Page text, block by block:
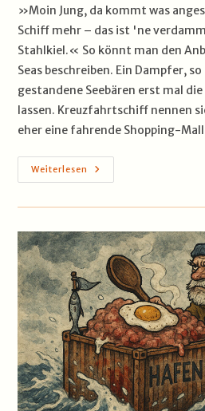
»Moin Jung, da kommt was
Schiff mehr – das ist 'ne
Stahlkiel.« So könnt man den
Seas beschreiben. Ein Dampfer,
gestandene Seebären erst mal
lassen. Kreuzfahrtschiff nennen
eher eine fahrende Shopping-
Weiterlesen Utopia
Of
Seas
Schwimmende
Freizeit-
Koloss